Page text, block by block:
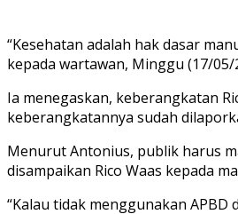
“Kesehatan adalah hak dasar
kepada wartawan, Minggu (17/05/
Ia menegaskan, keberangkatan
keberangkatannya sudah
Menurut Antonius, publik harus
disampaikan Rico Waas kepada
“Kalau tidak menggunakan